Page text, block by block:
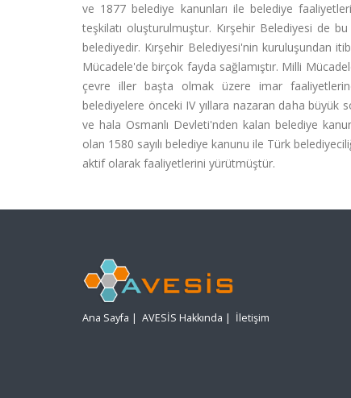
ve 1877 belediye kanunları ile belediye
teşkilatı oluşturulmuştur. Kırşehir Belediyesi de
belediyedir. Kırşehir Belediyesi'nin kuruluşundan
Mücadele'de birçok fayda sağlamıştır. Milli
çevre iller başta olmak üzere imar
belediyelere önceki IV yıllara nazaran daha büyük
ve hala Osmanlı Devleti'nden kalan belediye
olan 1580 sayılı belediye kanunu ile Türk
aktif olarak faaliyetlerini yürütmüştür.
Ana Sayfa | AVESİS Hakkında | İletişim